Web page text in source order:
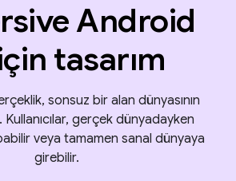
Android
tasarım
sonsuz bir alan dünyasının
Kullanıcılar, gerçek dünyadayken
veya tamamen sanal dünyaya
girebilir.